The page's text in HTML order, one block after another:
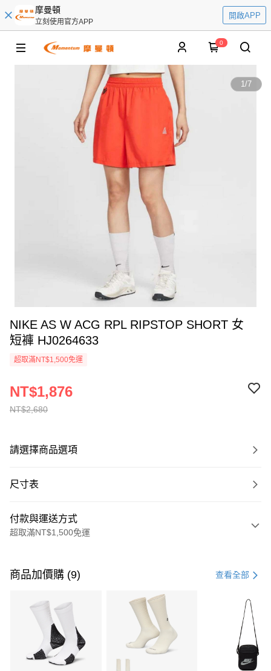
摩曼頓
立刻使用官方APP
開啟APP
0
1/7
NIKE AS W ACG RPL RIPSTOP SHORT 女
短褲 HJ0264633
超取滿NT$1,500免運
NT$2,680
NT$1,876
請選擇商品選項
尺寸表
付款與運送方式
超取滿NT$1,500免運
信用卡一次付款
3 期 0 利率 每期 21家銀行
合作金庫商業銀行
第一商業銀行
華南商業銀行
彰化商業銀行
上海商業儲蓄銀行
Apple Pay
商品加價購 (9) 查看全部